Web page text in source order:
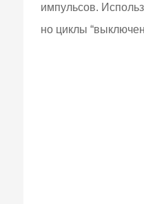
импульсов.
но циклы